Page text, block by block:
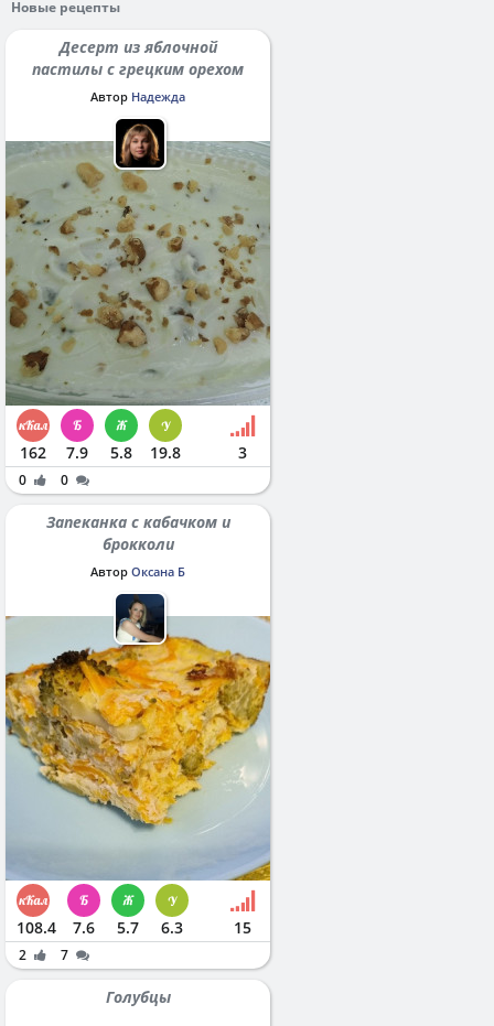
Новые рецепты
Десерт из яблочной
пастилы с грецким орехом
Автор Надежда
162 7.9 5.8 19.8 3
0 0
Запеканка с кабачком и
брокколи
Автор Оксана Б
108.4 7.6 5.7 6.3 15
2 7
Голубцы